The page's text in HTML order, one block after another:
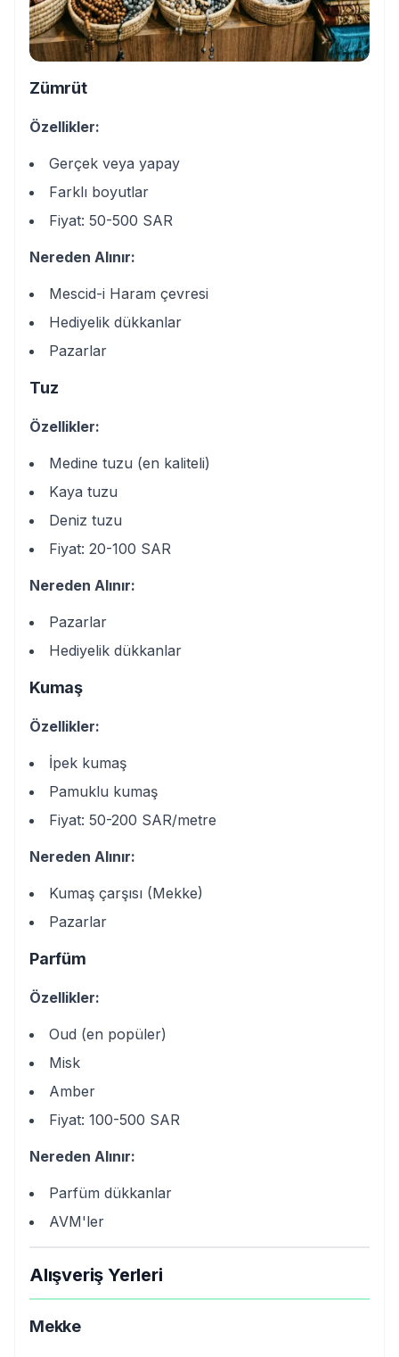
Zümrüt
Özellikler:
Gerçek veya yapay
Farklı boyutlar
Fiyat: 50-500 SAR
Nereden Alınır:
Mescid-i Haram çevresi
Hediyelik dükkanlar
Pazarlar
Tuz
Özellikler:
Medine tuzu (en kaliteli)
Kaya tuzu
Deniz tuzu
Fiyat: 20-100 SAR
Nereden Alınır:
Pazarlar
Hediyelik dükkanlar
Kumaş
Özellikler:
İpek kumaş
Pamuklu kumaş
Fiyat: 50-200 SAR/metre
Nereden Alınır:
Kumaş çarşısı (Mekke)
Pazarlar
Parfüm
Özellikler:
Oud (en popüler)
Misk
Amber
Fiyat: 100-500 SAR
Nereden Alınır:
Parfüm dükkanlar
AVM'ler
Alışveriş Yerleri
Mekke